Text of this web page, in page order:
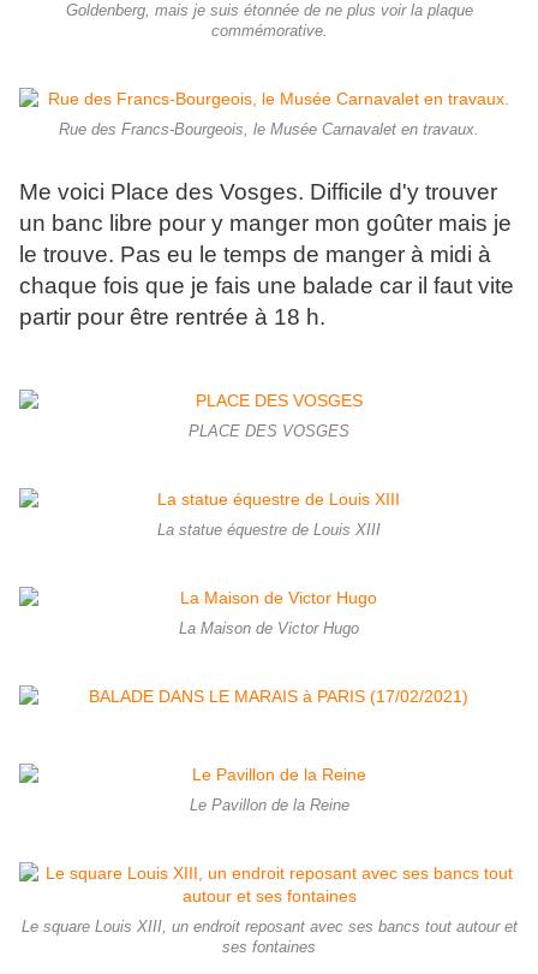
Goldenberg, mais je suis étonnée de ne plus voir la plaque
commémorative.
Rue des Francs-Bourgeois, le Musée Carnavalet en travaux.
Me voici Place des Vosges. Difficile d'y trouver
un banc libre pour y manger mon goûter mais je
le trouve. Pas eu le temps de manger à midi à
chaque fois que je fais une balade car il faut vite
partir pour être rentrée à 18 h.
PLACE DES VOSGES
La statue équestre de Louis XIII
La Maison de Victor Hugo
Le Pavillon de la Reine
Le square Louis XIII, un endroit reposant avec ses bancs tout autour et
ses fontaines